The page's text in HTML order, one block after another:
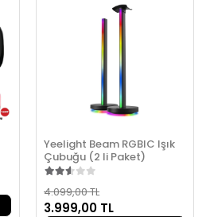
Yeelight Beam RGBIC Işık
Çubuğu (2 li Paket)
4.099,00 TL
3.999,00 TL